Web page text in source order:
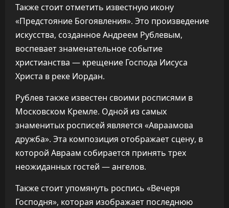
Также стоит отметить известную икону
«Предстояние Богоявления». Это произведение
искусства, созданное Андреем Рублевым,
воспевает знаменательное событие
христианства — крещение Господа Иисуса
Христа в реке Иордан.
Рублев также известен своими росписями в
Московском Кремле. Одной из самых
знаменитых росписей является «Авраамова
дружба». Эта композиция отображает сцену, в
которой Авраам собирается принять трех
неожиданных гостей — ангелов.
Также стоит упомянуть роспись «Вечеря
Господня», которая изображает последнюю